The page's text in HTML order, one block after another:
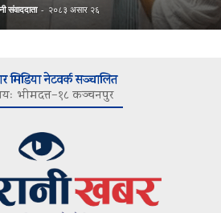
संवाददाता - २०८३ असार २६
मिडिया नेटवर्क सञ्चालित
भीमदत्त–१८ कञ्चनपुर